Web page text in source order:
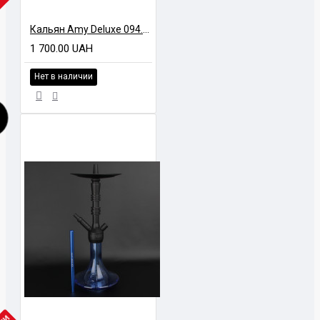
1 700.00 UAH
Нет в наличии